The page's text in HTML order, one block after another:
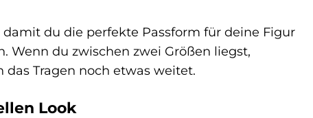
damit du die perfekte Passform für deine Figur
Wenn du zwischen zwei Größen liegst,
Tragen noch etwas weitet.
Look